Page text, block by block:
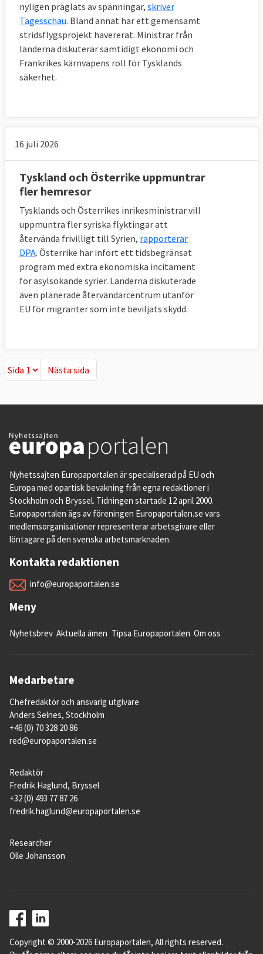
nyligen präglats av spänningar, skriver
Tagesschau. Bland annat har ett gemensamt
stridsflygsprojekt havererat. Ministrar från
länderna diskuterar samtidigt ekonomi och
Frankrikes kärnvapens roll för Tysklands
säkerhet.
16 juli 2026
Tyskland och Österrike uppmuntrar
fler hemresor
Tysklands och Österrikes inrikesministrar vill
uppmuntra fler syriska flyktingar att
återvända frivilligt till Syrien, rapporterar
DPA. Österrike har infört ett tidsbegränsat
program med extra ekonomiska incitament
för asylsökande syrier. Länderna diskuterade
även planerade återvändarcentrum utanför
EU för migranter som inte beviljats skydd.
Nästa sida
Nästa sida
Nyhetssajten Europaportalen är specialiserad på EU och
Europa med opartisk bevakning från egna redaktioner i
Stockholm och Bryssel. Tidningen startade 12 april 2000.
Europaportalen ägs av föreningen Europaportalen.se vars
medlemsorganisationer representerar arbetsgivare eller
löntagare på den svenska arbetsmarknaden.
Kontakta redaktionen
info@europaportalen.se
Meny
Nyhetsbrev Aktuella ämen Tipsa Europaportalen Om oss
Medarbetare
Chefredaktör och ansvarig utgivare
Anders Selnes, Stockholm
+46 (0) 70 328 20 86
red@europaportalen.se
Redaktör
Fredrik Haglund, Bryssel
+32 (0) 493 77 87 26
fredrik.haglund@europaportalen.se
Researcher
Olle Johansson
Copyright © 2000-2026 Europaportalen, All rights reserved.